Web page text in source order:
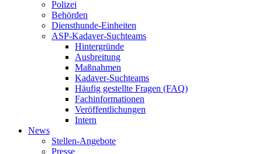
Polizei
Behörden
Diensthunde-Einheiten
ASP-Kadaver-Suchteams
Hintergründe
Ausbreitung
Maßnahmen
Kadaver-Suchteams
Häufig gestellte Fragen (FAQ)
Fachinformationen
Veröffentlichungen
Intern
News
Stellen-Angebote
Presse